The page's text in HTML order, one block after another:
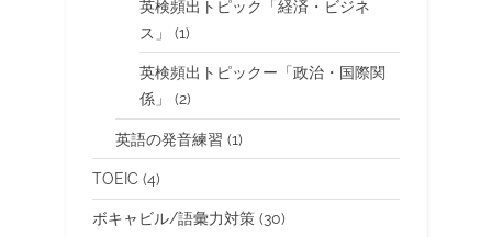
英検頻出トピック「経済・ビジネ
ス」
(1)
英検頻出トピックー「政治・国際関
係」
(2)
英語の発音練習 (1)
TOEIC (4)
ボキャビル/語彙力対策 (30)